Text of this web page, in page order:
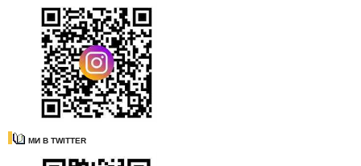
МИ В TWITTER